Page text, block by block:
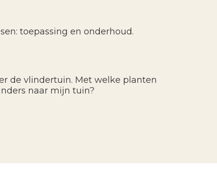
toepassing en onderhoud.
de vlindertuin. Met welke planten
naar mijn tuin?